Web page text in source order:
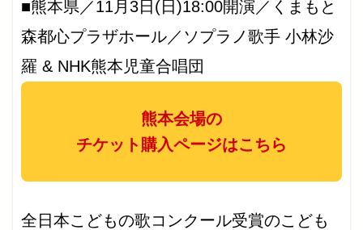
■熊本県／11月3日(日)18:00開演／くまもと
森都心プラザホール／ソプラノ歌手 小林沙
羅 & NHK熊本児童合唱団
熊本会場の
チケット購入ページはこちら
全日本こどもの歌コンクール受賞のこども